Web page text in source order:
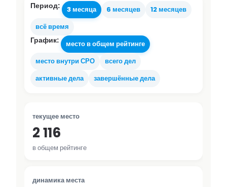
Период: 3 месяца 6 месяцев
12 месяцев
всё время
График:
место в общем рейтинге
место внутри СРО
всего дел
активные дела
завершённые дела
текущее место
2 116
в общем рейтинге
динамика места